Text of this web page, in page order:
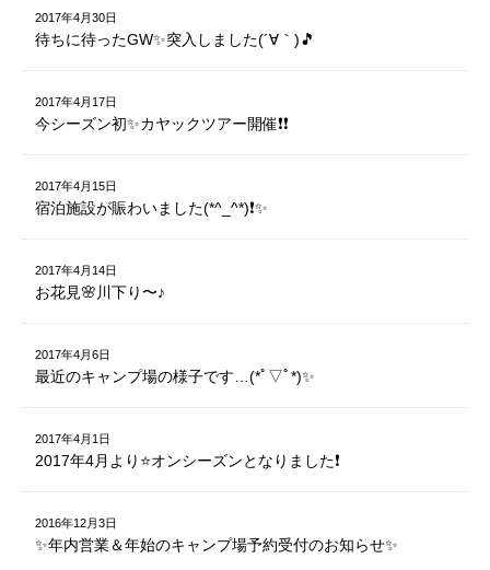
2017年4月30日
待ちに待ったGW✨突入しました(´∀｀)🎵
2017年4月17日
今シーズン初✨カヤックツアー開催❗️❗️
2017年4月15日
宿泊施設が賑わいました(*^_^*)❗️✨
2017年4月14日
お花見🌸川下り〜♪
2017年4月6日
最近のキャンプ場の様子です…(*ﾟ▽ﾟ*)✨
2017年4月1日
2017年4月より⭐️オンシーズンとなりました❗️
2016年12月3日
✨年内営業＆年始のキャンプ場予約受付のお知らせ✨